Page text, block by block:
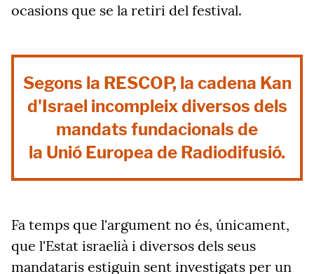
ocasions que se la retiri del festival.
Segons la RESCOP, la cadena Kan
d'Israel incompleix diversos dels
mandats fundacionals de
la Unió Europea de Radiodifusió.
Fa temps que l'argument no és, únicament,
que l'Estat israelià i diversos dels seus
mandataris estiguin sent investigats per un